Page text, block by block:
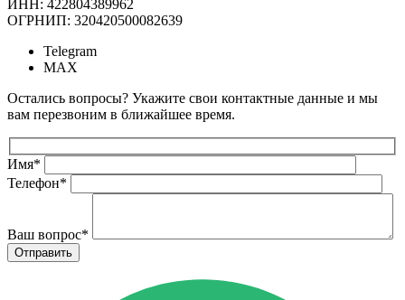
ИНН: 422804389962
ОГРНИП: 320420500082639
Telegram
MAX
Остались вопросы? Укажите свои контактные данные и мы
вам перезвоним в ближайшее время.
Имя*
Телефон*
Ваш вопрос*